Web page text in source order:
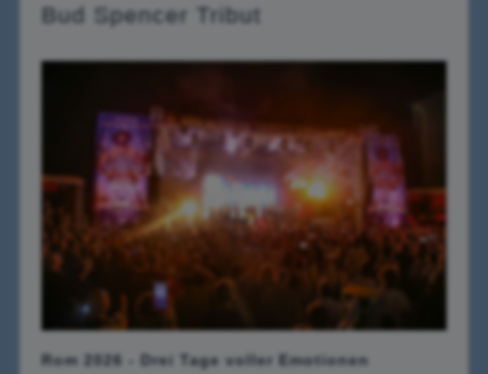
Bud Spencer Tribut
Rom 2026 - Drei Tage voller Emotionen